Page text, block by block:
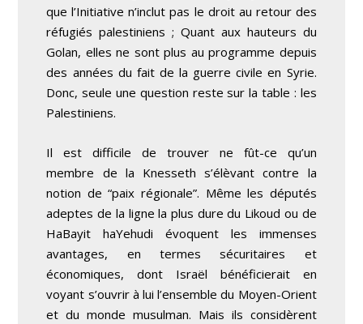
que l’Initiativen’inclut pas le droit au retour des
réfugiés palestiniens ; Quant aux hauteurs du
Golan, elles ne sontplus au programme depuis
des années du fait de la guerre civile en Syrie.
Donc, seule une question reste sur la table : les
Palestiniens.
Il est difficile de trouver ne fût-ce qu’un
membre de la Knesseth s’élèvant contre la
notion de “paix régionale”. Même les députés
adeptes de la ligne la plus dure du Likoud ou de
HaBayit haYehudi évoquent les immenses
avantages, en termessécuritaires et
économiques, dont Israël bénéficierait en
voyant s’ouvrir à lui l’ensemble du Moyen-Orient
et du monde musulman. Mais ils considèrent